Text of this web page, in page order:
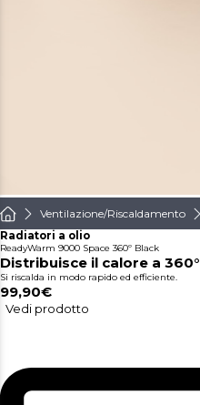
Ventilazione/Riscaldamento
Radiatori a olio
ReadyWarm 9000 Space 360º Black
Distribuisce il calore a 360°
Si riscalda in modo rapido ed efficiente.
99,90€
Vedi prodotto